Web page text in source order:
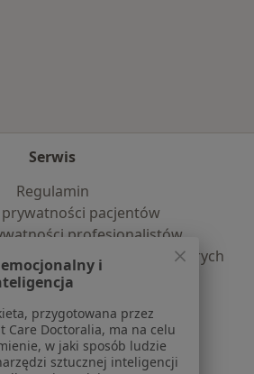
Serwis
Regulamin
pacjentów
profesjonalistów
dla profesjonalistów, których
samodzielnie
wyniki wyszukiwania
Dostępność
O nas
i
przygotowana przez
Care Doctoralia, ma na celu
w jaki sposób ludzie
sztucznej inteligencji